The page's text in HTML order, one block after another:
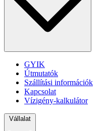
GYIK
Útmutatók
Szállítási információk
Kapcsolat
Vízigény-kalkulátor
Vállalat